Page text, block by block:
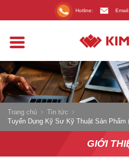
Hotline:
Trang chủ
Tin tức
Tuyển Dụng Kỹ Sư Kỹ Thuật Sản Phẩm
GIỚI